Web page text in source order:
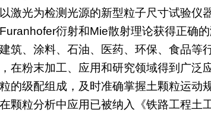
激光为检测光源的新型粒子尺寸试验仪
衍射和Mie散射理论获得正确
、涂料、石油、医药、环保、食品等
在粉末加工、应用和研究领域得到广泛
的级配组成，及时准确掌握土颗粒运动
粒分析中应用已被纳入《铁路工程土